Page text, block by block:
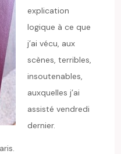
explication
logique à ce que
j’ai vécu, aux
scènes, terribles,
insoutenables,
auxquelles j’ai
assisté vendredi
dernier.